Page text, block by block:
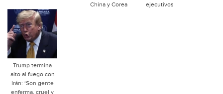
China y Corea
ejecutivos
Trump termina
alto al fuego con
Irán: ‘Son gente
enferma, cruel y